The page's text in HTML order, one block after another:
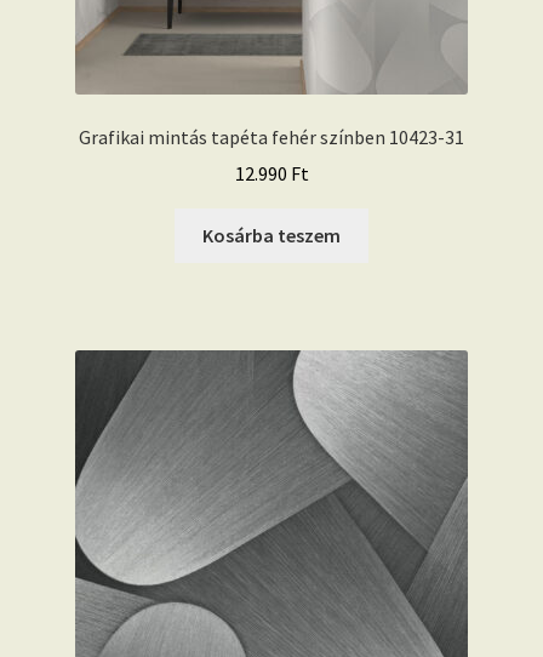
Grafikai mintás tapéta fehér színben 10423-31
12.990 Ft
Kosárba teszem